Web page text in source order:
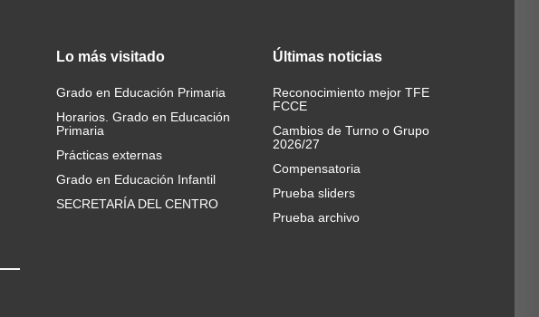
Lo más visitado
Grado en Educación Primaria
Horarios. Grado en Educación
Primaria
Prácticas externas
Grado en Educación Infantil
SECRETARÍA DEL CENTRO
Últimas noticias
Reconocimiento mejor TFE
FCCE
Cambios de Turno o Grupo
2026/27
Compensatoria
Prueba sliders
Prueba archivo